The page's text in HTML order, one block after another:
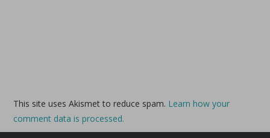
This site uses Akismet to reduce spam. Learn how your
comment data is processed.